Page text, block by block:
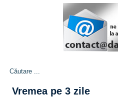
Vremea pe 3 zile